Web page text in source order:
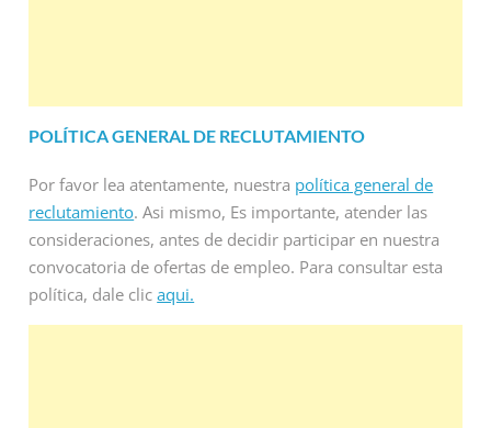
POLÍTICA GENERAL DE RECLUTAMIENTO
Por favor lea atentamente, nuestra política general de
reclutamiento. Asi mismo, Es importante, atender las
consideraciones, antes de decidir participar en nuestra
convocatoria de ofertas de empleo. Para consultar esta
política, dale clicaqui.